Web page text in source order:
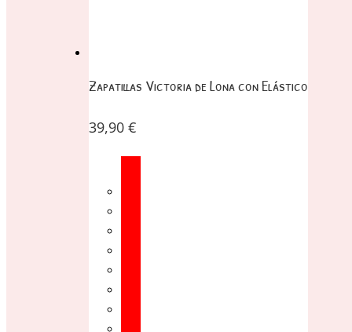
Zapatillas Victoria de Lona con Elástico
39,90 €